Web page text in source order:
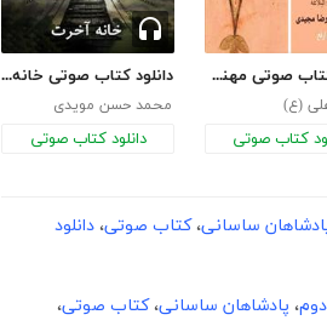
دانلود کتاب صوتی مهندسی جوانی
(ع)
کتاب صوتی
دانلود کتاب صوتی خانه آخرت
محمد حسن مویدی
دانلود کتاب صوتی
ساسانی،کتاب صوتی، دانلود
، پادشاهان ساسانی،کتاب صوتی،